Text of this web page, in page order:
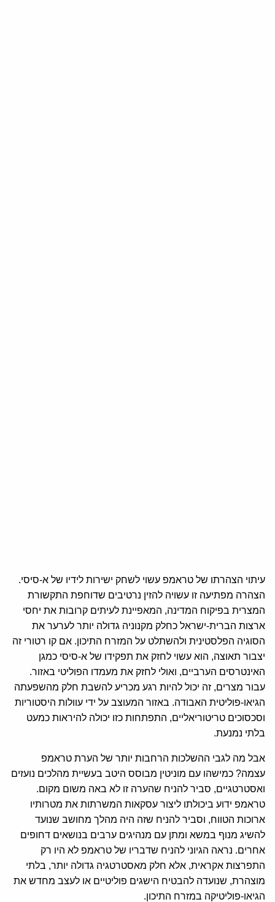
עיתוי הצהרתו של טראמפ עשוי לשחק ישירות לידיו של א-סיסי.
הצהרה מפתיעה זו עשויה להזין נרטיבים שדוחפת התקשורת
המצרית בפיקוח המדינה, המאפיינת לעיתים קרובות את יחסי
ארצות הברית-ישראל כחלק מקנוניה גדולה יותר לערער את
הסוגיה הפלסטינית ולהשתלט על המזרח התיכון. אם קו רטורי זה
יצבור תאוצה, הוא עשוי לחזק את תפקידו של א-סיסי כמגן
האינטרסים הערביים, ואולי לחזק את מעמדו הפוליטי באזור.
עבור מצרים, זה יכול להיות רגע מכריע להשבת חלק מהשפעתה
הגיאו-פוליטית האבודה. באזור המעוצב על ידי עוולות היסטוריות
וסכסוכים טריטוריאליים, התפתחות כזו יכולה להיראות כמעט
בלתי נמנעת.
אבל מה לגבי ההשלכות הרחבות יותר של הערת טראמפ
עצמה? כמישהו עם מוניטין מבוסס היטב בעשיית מהלכים נועזים
ואסטרטגיים, סביר להניח שהערה זו לא באה משום מקום.
טראמפ ידוע ביכולתו ליצור עסקאות המשרתות את מטרותיו
ארוכות הטווח, וסביר להניח שזה היה מהלך מחושב שנועד
להשיג מנוף במשא ומתן עם מנהיגים ערבים בנושאים דחופים
אחרים. נראה הגיוני להניח שדבריו של טראמפ לא היו רק
התפרצות אקראית, אלא חלק מאסטרטגיה גדולה יותר, בלתי
מוצהרת, שנועדה להבטיח הישגים פוליטיים או לעצב מחדש את
הגיאו-פוליטיקה במזרח התיכון.